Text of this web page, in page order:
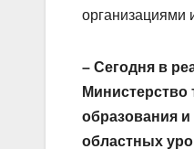
организациями
– Сегодня в
Министерство
образования
област­ных